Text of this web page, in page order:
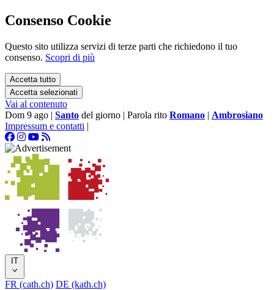
Consenso Cookie
Questo sito utilizza servizi di terze parti che richiedono il tuo
consenso. Scopri di più
Accetta tutto
Accetta selezionati
Vai al contenuto
Dom 9 ago | Santo del giorno | Parola rito Romano | Ambrosiano
Impressum e contatti |
IT
FR (cath.ch) DE (kath.ch)